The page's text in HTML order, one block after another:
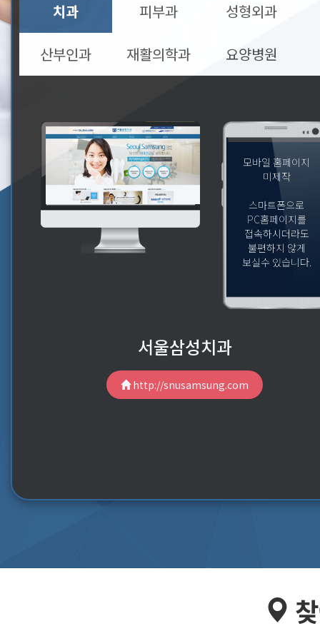
치과 피부과 성형외과
산부인과 재활의학과 요양병원
모바일 홈페이지
미제작
스마트폰으로
PC홈페이지를
접속하시더라도
불편하지 않게
보실수 있습니다.
서울삼성치과
http://snusamsung.com